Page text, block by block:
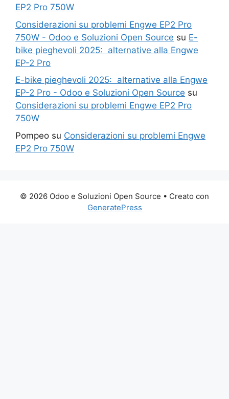
EP2 Pro 750W
Considerazioni su problemi Engwe EP2 Pro
750W - Odoo e Soluzioni Open Source su E-
bike pieghevoli 2025: alternative alla Engwe
EP-2 Pro
E-bike pieghevoli 2025: alternative alla Engwe
EP-2 Pro - Odoo e Soluzioni Open Source su
Considerazioni su problemi Engwe EP2 Pro
750W
Pompeo su Considerazioni su problemi Engwe
EP2 Pro 750W
© 2026 Odoo e Soluzioni Open Source • Creato con
GeneratePress